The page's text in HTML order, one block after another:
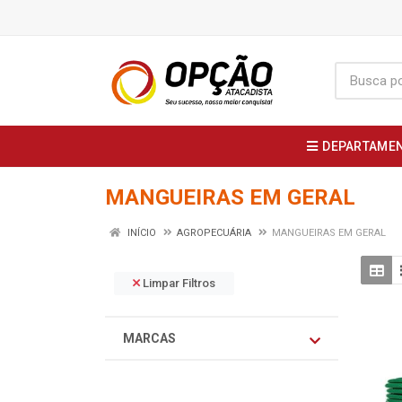
MANGUEIRAS EM GERAL
INÍCIO AGROPECUÁRIA MANGUEIRAS EM GERAL
Limpar Filtros
MARCAS